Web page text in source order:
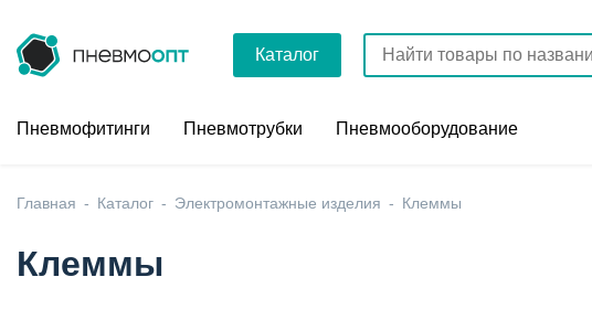
Каталог
Пневмофитинги Пневмотрубки Пневмооборудование
Главная Каталог Электромонтажные изделия Клеммы
Клеммы